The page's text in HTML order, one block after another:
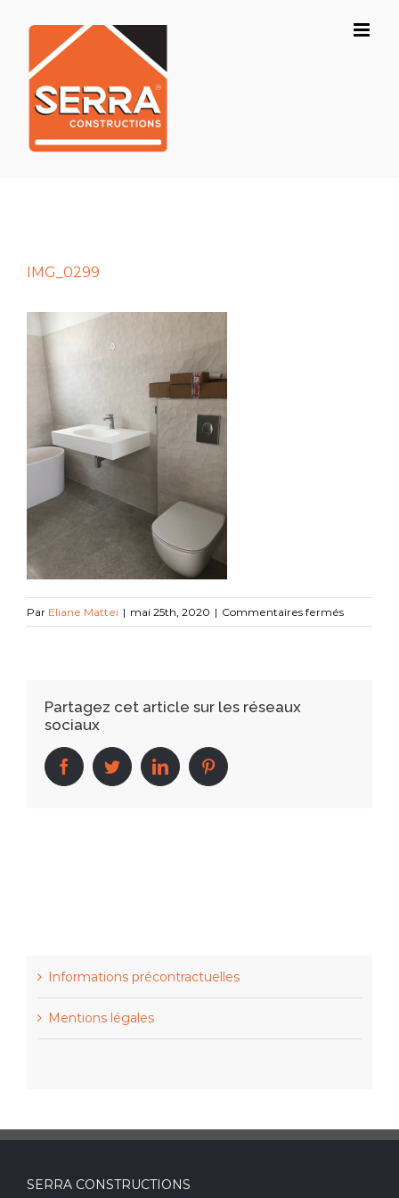
content
IMG_0299
Par Eliane Mattei | mai 25th, 2020 | Commentaires ferméssur
IMG_0299
Partagez cet article sur les réseaux
sociaux
facebooktwitter linkedin pinterest
Informations précontractuelles
Mentions légales
SERRA CONSTRUCTIONS